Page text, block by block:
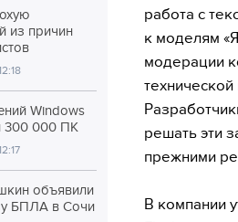
из причин
Windows
300 000 ПК
объявили
БПЛА в Сочи
работа с
к моделям
модерации
решать эти
прежними
В компании